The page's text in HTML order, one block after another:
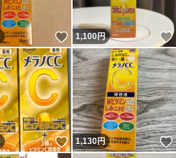
いいね！
1,100円
いいね！
1,130円